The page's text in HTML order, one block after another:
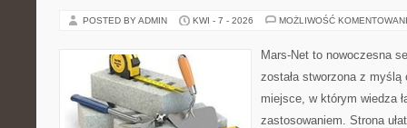
POSTED BY ADMIN KWI - 7 - 2026 MOŻLIWOŚĆ
Mars-Net to nowoczesna
została stworzona z
miejsce, w którym wiedza
zastosowaniem. Strona